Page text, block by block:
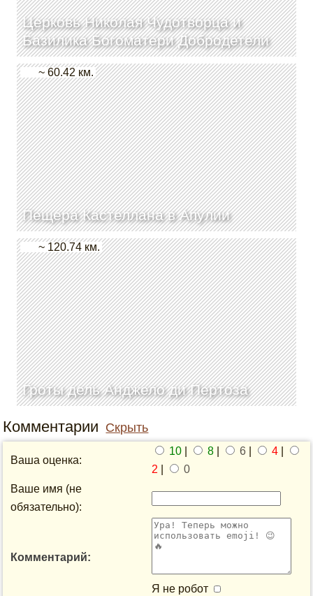
Церковь Николая Чудотворца и
Базилика Богоматери Добродетели
Пещера Кастеллана в Апулии
~ 60.42 км.
Гроты дель Анджело ди Пертоза
~ 120.74 км.
Комментарии Скрыть
Ваша оценка:
10 8 6 4
2
0
Ваше имя (не
обязательно):
Комментарий:
Я не робот